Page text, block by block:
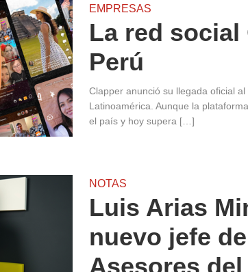
EMPRESAS
La red social
Perú
Clapper anunció su llegada oficial
Latinoamérica. Aunque la
el país y hoy supera […]
NOTAS
Luis Arias
nuevo jefe
Asesores del